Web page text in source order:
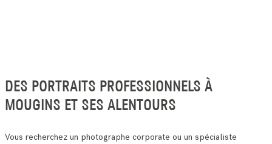
DES PORTRAITS PROFESSIONNELS À
MOUGINS ET SES ALENTOURS
Vous recherchez un photographe corporate ou un spécialiste